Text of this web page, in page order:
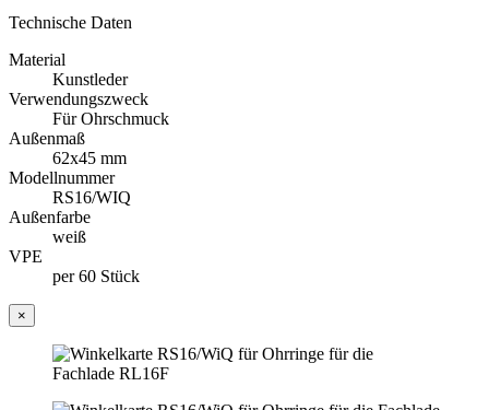
Technische Daten
Material
Kunstleder
Verwendungszweck
Für Ohrschmuck
Außenmaß
62x45 mm
Modellnummer
RS16/WIQ
Außenfarbe
weiß
VPE
per 60 Stück
×